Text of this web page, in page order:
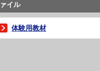
イル
体験用教材